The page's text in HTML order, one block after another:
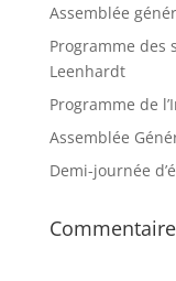
Assemblée
Programme des
Leenhardt
Programme de
Assemblée
Demi-journée